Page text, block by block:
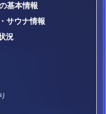
基本情報
サウナ情報
況